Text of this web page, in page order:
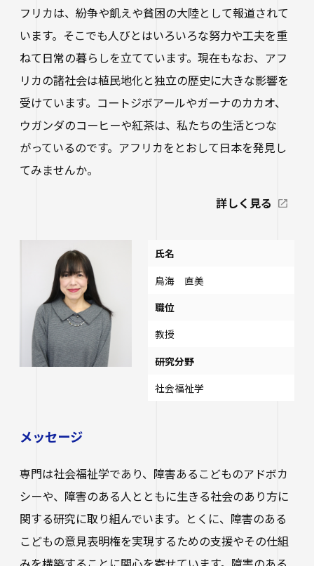
フリカは、紛争や飢えや貧困の大陸として報道されて
います。そこでも人びとはいろいろな努力や工夫を重
ねて日常の暮らしを立てています。現在もなお、アフ
リカの諸社会は植民地化と独立の歴史に大きな影響を
受けています。コートジボアールやガーナのカカオ、
ウガンダのコーヒーや紅茶は、私たちの生活とつな
がっているのです。アフリカをとおして日本を発見し
てみませんか。
詳しく見る
メッセージ
専門は社会福祉学であり、障害あるこどものアドボカ
シーや、障害のある人とともに生きる社会のあり方に
関する研究に取り組んでいます。とくに、障害のある
こどもの意見表明権を実現するための支援やその仕組
氏名
鳥海 直美
職位
教授
研究分野
社会福祉学